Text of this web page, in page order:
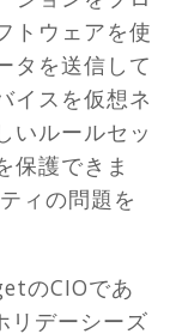
トウェアを使
タを送信して
イスを仮想ネ
いルールセッ
保護できま
ィの問題を
のCIOであ
デーシーズ